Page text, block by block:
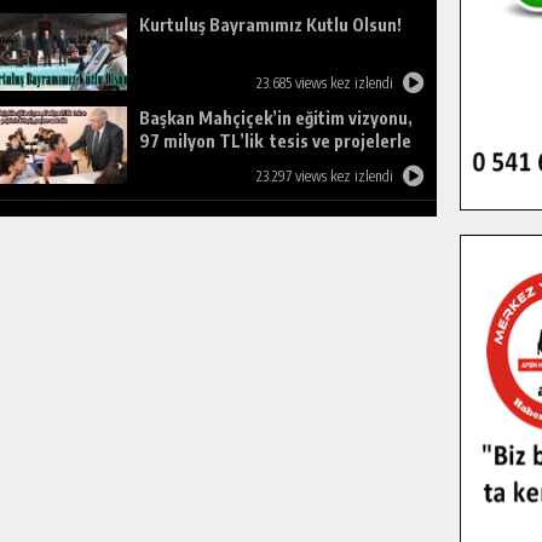
Kurtuluş Bayramımız Kutlu Olsun!
23.685 views kez izlendi
Başkan Mahçiçek’in eğitim vizyonu,
97 milyon TL’lik tesis ve projelerle
23.297 views kez izlendi